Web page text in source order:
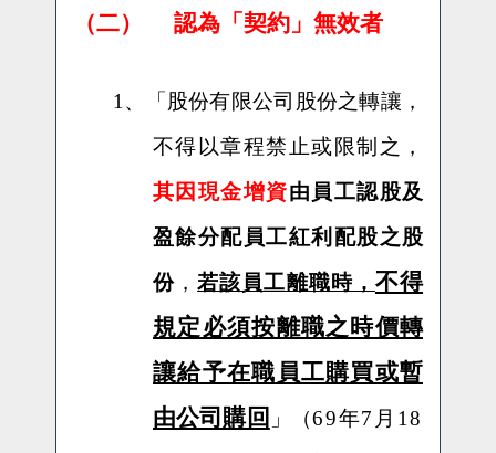
（二） 認為「契約」無效者
1、「 股份有限公司股份之轉讓，
不得以章程禁止或限制之，
其因現金增資由員工認股及
盈餘分配員工紅利配股之股
份 ，若該員工離職時， 不得
規定必須按離職之時價轉
讓給予在職員工購買或暫
由公司購回 」（69年7 月 18